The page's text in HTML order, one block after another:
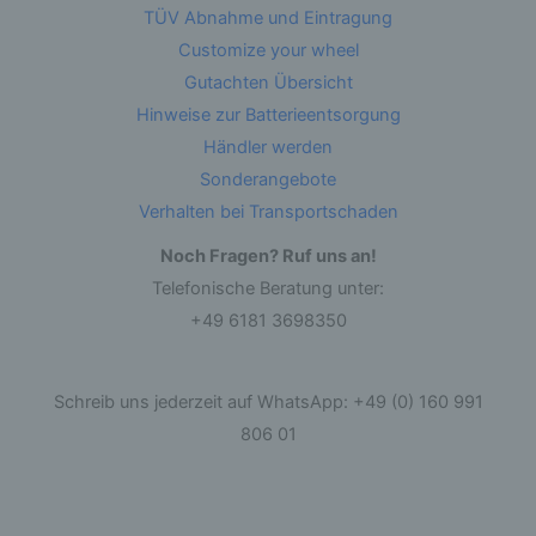
TÜV Abnahme und Eintragung
Customize your wheel
Gutachten Übersicht
Hinweise zur Batterieentsorgung
Händler werden
Sonderangebote
Verhalten bei Transportschaden
Noch Fragen? Ruf uns an!
Telefonische Beratung unter:
+49 6181 3698350
Schreib uns jederzeit auf WhatsApp: +49 (0) 160 991
806 01
durch Übermittlung, Verbreitung oder eine
oder die Verknüpfung, die Einschränkung, das
Löschen oder die Vernichtung.
d) Einschränkung der Verarbeitung
Einschränkung der Verarbeitung ist die
Markierung gespeicherter personenbezogener
einzuschränken.
e) Profiling
Verarbeitung personenbezogener Daten, die
darin besteht, dass diese personenbezogenen
Daten verwendet werden, um bestimmte